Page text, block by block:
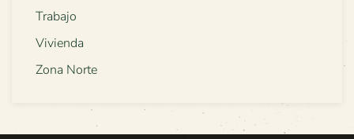
Trabajo
Vivienda
Zona Norte